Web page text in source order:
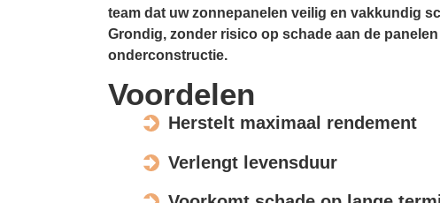
team dat uw zonnepanelen veilig en vakkundig
Grondig, zonder risico op schade aan de
onderconstructie.
Voordelen
Herstelt maximaal rendement
Verlengt levensduur